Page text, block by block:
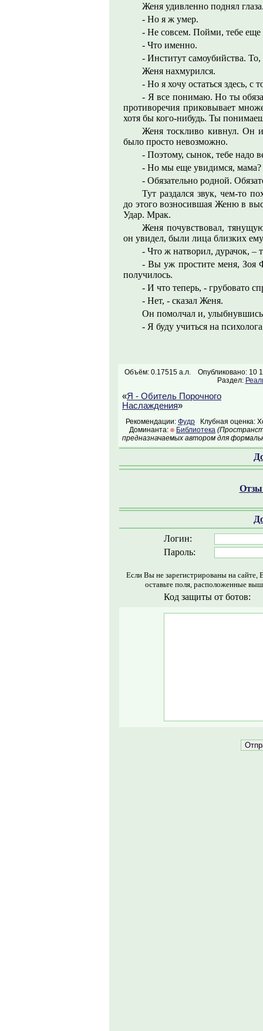
Женя удивленно поднял
- Но я ж умер.
- Не совсем. Пойми, тебе еще
- Что именно.
- Институт самоубийства.
Женя нахмурился.
- Но я хочу остаться здесь, с
- Я все понимаю. Но ты
противоречия приковывает
хотя бы кого-нибудь. Ты
Женя тоскливо кивнул. Он
было просто невозможно.
- Поэтому, сынок, тебе надо
- Но мы еще увидимся, мама?
- Обязательно родной.
Тут раздался звук, чем-то
до этого возносившая Женю в
Удар. Мрак.
Женя почувствовал,
он увидел, были лица близких
- Что ж натворил, дурачок, –
- Вы уж простите меня, Зоя
получилось.
- И что теперь, - грубовато
- Нет, - сказал Женя.
Он помолчал и,
- Я буду учиться на
Объём: 0.17515 а.л.
Опубликовано: 10
Раздел:
«Я - Обитель Порочного
Наслаждения»
Рекомендации: Фудр Клубная оценка:
Доминанта:
Библиотека
предназначаемых автором для
Логин:
Пароль:
Если Вы не зарегистрированы на
оставьте поля, расположенные
Код защиты от ботов: